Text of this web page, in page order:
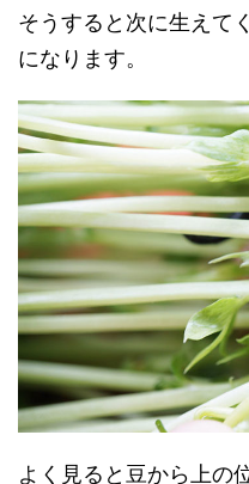
そうすると次に生えて
になります。
よく見ると豆から上の